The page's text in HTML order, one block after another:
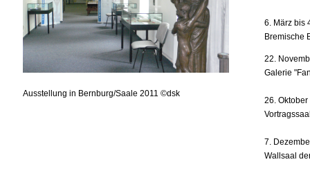
Ausstellung in Bernburg/Saale 2011 ©dsk
6. März bis
Bremische
22.
Galerie
26.
7.
Wallsaal